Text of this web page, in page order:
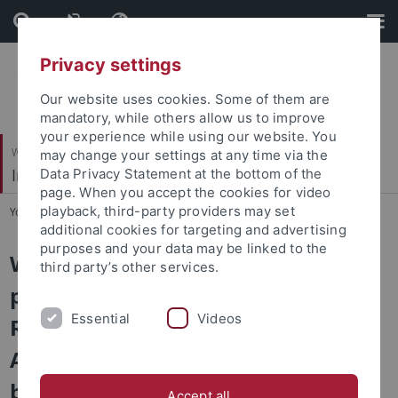
Skip
to
content
Skip
to
footer
Wirtschafts- und Sozialwissenschaftliche Fakultät
Institut für Soziologie
You are here: Startseite ... 2. Basisarbeit und Anerkennung
Welche Berufsgruppen sind von
pandemiebedingten finanziellen
Risiken und
Anerkennungsveränderungen
besonders betroffen?
Privacy settings
Our website uses cookies. Some of them are
mandatory, while others allow us to improve
your experience while using our website. You
may change your settings at any time via the
Data Privacy Statement at the bottom of the
page. When you accept the cookies for video
playback, third-party providers may set
additional cookies for targeting and advertising
purposes and your data may be linked to the
third party’s other services.
Essential Videos